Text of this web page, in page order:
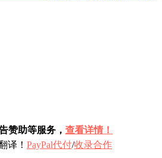
赞助等服务， 查看详情！
译！ PayPal代付/收录合作